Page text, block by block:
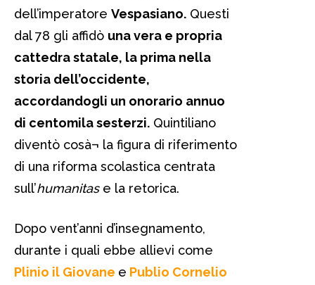
dell’imperatore Vespasiano. Questi
dal 78 gli affidò una vera e propria
cattedra statale, la prima nella
storia dell’occidente,
accordandogli un onorario annuo
di centomila sesterzi. Quintiliano
diventò cosà¬ la figura di riferimento
di una riforma scolastica centrata
sull’humanitase la retorica.
Dopo vent’anni d’insegnamento,
durante i quali ebbe allievi come
Plinio il Giovane e Publio Cornelio